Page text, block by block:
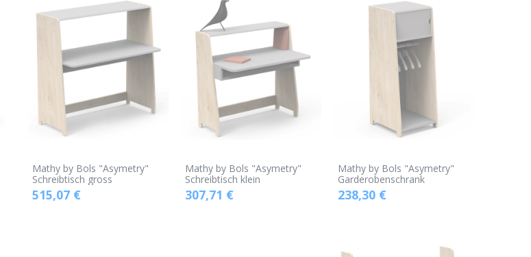
Mathy by Bols "Asymetry"
Schreibtisch gross
515,07€
Mathy by Bols "Asymetry"
Schreibtisch klein
307,71 €
Mathy by Bols "Asymetry"
Garderobenschrank
238,30 €